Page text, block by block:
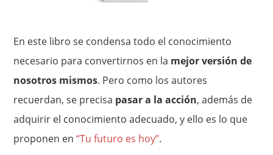
En este libro se condensa todo el conocimiento
necesario para convertirnos en la mejor versión de
nosotros mismos. Pero como los autores
recuerdan, se precisa pasar a la acción, además de
adquirir el conocimiento adecuado, y ello es lo que
proponen en“Tu futuro es hoy”.